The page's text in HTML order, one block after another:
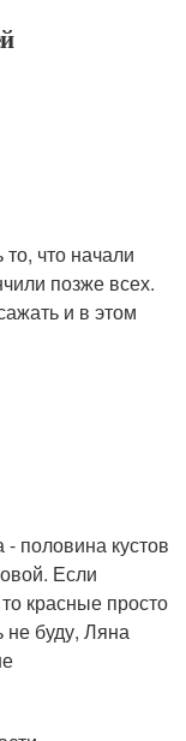
что начали
позже всех.
и в этом
половина кустов
Если
красные просто
не буду, Ляна